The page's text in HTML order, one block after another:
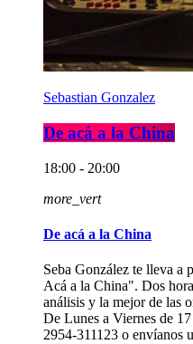
Sebastian Gonzalez
De acá a la China
18:00 - 20:00
more_vert
De acá a la China
Seba González te lleva a
Acá a la China". Dos
análisis y la mejor de las
De Lunes a Viernes de
2954-311123 o envíanos